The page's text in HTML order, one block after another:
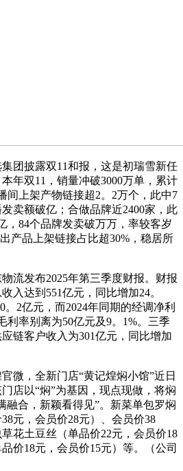
披露双11和报，这是初瑞雪新任
年双11，销量冲破3000万单，累计
间上架产物链接超2。2万个，此中7
卖额破亿；合做品牌近2400家，此
，84个品牌发卖破万万，率较客岁
产品上架链接占比超30%，稳居所
发布2025年第三季度财报。财报
入达到551亿元，同比增加24。
。2亿元，而2024年同期的经调净利
利率别离为50亿元及9。1%。三季
链客户收入为301亿元，同比增加
，全新门店“黄记煌焖小馆”近日
店以“焖”为基因，现点现做，将焖
融合，新颖看得见”。新菜单包罗焖
元，会员价28元）、会员价38
花土豆丝（单品价22元，会员价18
价18元，会员价15元）等。（公司